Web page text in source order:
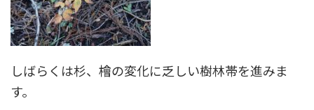
しばらくは杉、檜の変化に乏しい樹林帯を進みま
す。